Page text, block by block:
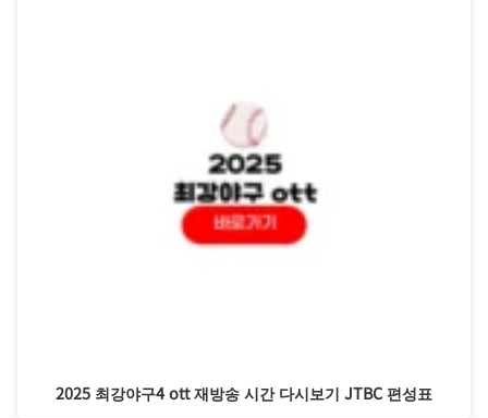
2025 최강야구4 ott 재방송 시간 다시보기 JTBC 편성표